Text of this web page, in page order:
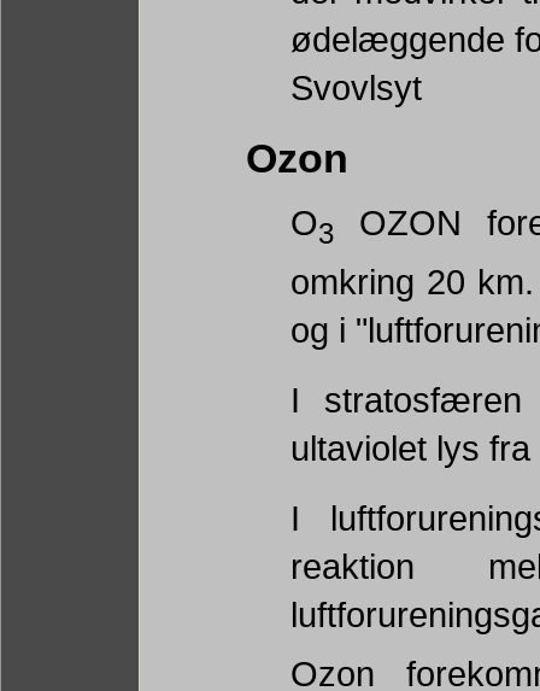
ødelæggende
Svovlsyt
Ozon
O3
OZON
omkring 20
og i
I stratosfæren
ultaviolet lys
I
reaktion
Ozon